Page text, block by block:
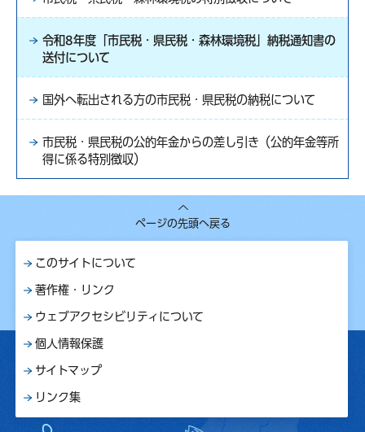
令和8年度「市民税・県民税・森林環境税」納税通知書の
送付について
国外へ転出される方の市民税・県民税の納税について
市民税・県民税の公的年金からの差し引き（公的年金等所
得に係る特別徴収）
ページの先頭へ戻る
このサイトについて
著作権・リンク
ウェブアクセシビリティについて
個人情報保護
サイトマップ
リンク集